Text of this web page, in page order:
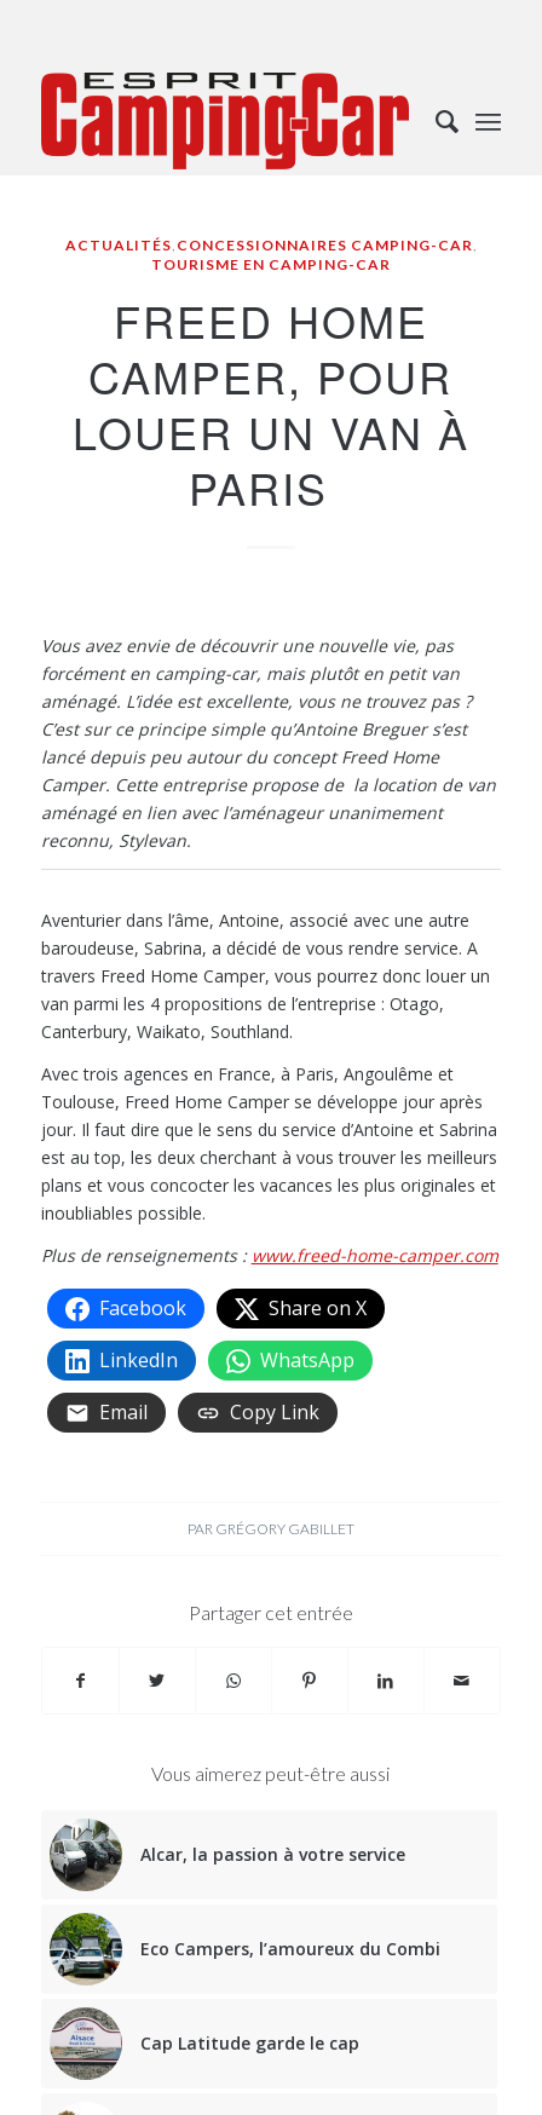
ACTUALITÉS, CONCESSIONNAIRES CAMPING-CAR,
TOURISME EN CAMPING-CAR
FREED HOME
CAMPER, POUR
LOUER UN VAN À
PARIS
Vous avez envie de découvrir une nouvelle vie, pas
forcément en camping-car, mais plutôt en petit van
aménagé. L’idée est excellente, vous ne trouvez pas ?
C’est sur ce principe simple qu’Antoine Breguer s’est
lancé depuis peu autour du concept Freed Home
Camper. Cette entreprise propose de la location de van
aménagé en lien avec l’aménageur unanimement
reconnu, Stylevan.
Aventurier dans l’âme, Antoine, associé avec une autre
baroudeuse, Sabrina, a décidé de vous rendre service. A
travers Freed Home Camper, vous pourrez donc louer un
van parmi les 4 propositions de l’entreprise : Otago,
Canterbury, Waikato, Southland.
Avec trois agences en France, à Paris, Angoulême et
Toulouse, Freed Home Camper se développe jour après
jour. Il faut dire que le sens du service d’Antoine et Sabrina
est au top, les deux cherchant à vous trouver les meilleurs
plans et vous concocter les vacances les plus originales et
inoubliables possible.
Plus de renseignements : www.freed-home-camper.com
Facebook
Share on X
LinkedIn
WhatsApp
Email
Copy Link
PAR GRÉGORY GABILLET
Partager cet entrée
Vous aimerez peut-être aussi
Alcar, la passion à votre service
Eco Campers, l’amoureux du Combi
Cap Latitude garde le cap